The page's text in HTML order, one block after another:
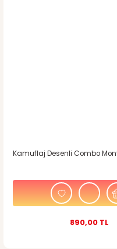
Kamuflaj Desenli Combo Mont
890,00 TL